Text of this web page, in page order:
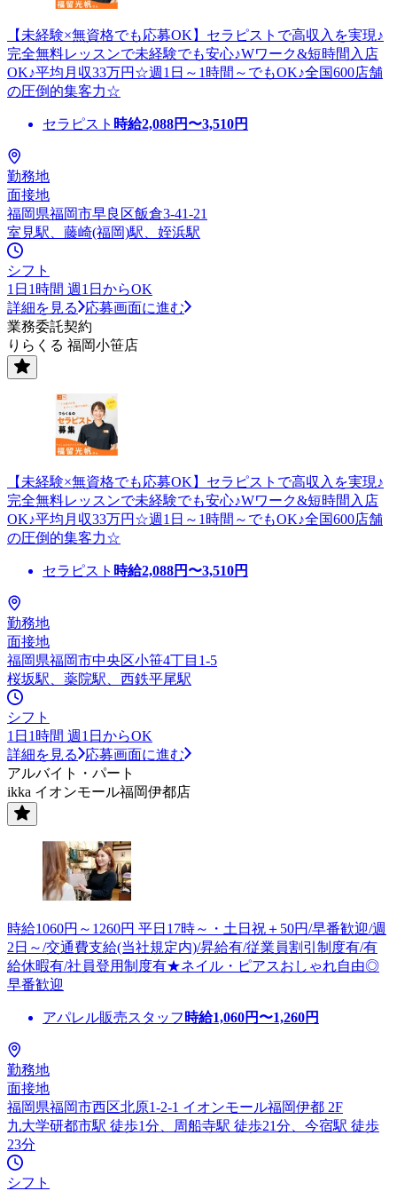
【未経験×無資格でも応募OK】セラピストで高収入を実現♪
完全無料レッスンで未経験でも安心♪Wワーク&短時間入店
OK♪平均月収33万円☆週1日～1時間～でもOK♪全国600店舗
の圧倒的集客力☆
セラピスト 時給2,088円〜3,510円
勤務地
面接地
福岡県福岡市早良区飯倉3-41-21
室見駅、藤崎(福岡)駅、姪浜駅
シフト
1日1時間 週1日からOK
詳細を見る
応募画面に進む
業務委託契約
りらくる 福岡小笹店
【未経験×無資格でも応募OK】セラピストで高収入を実現♪
完全無料レッスンで未経験でも安心♪Wワーク&短時間入店
OK♪平均月収33万円☆週1日～1時間～でもOK♪全国600店舗
の圧倒的集客力☆
セラピスト 時給2,088円〜3,510円
勤務地
面接地
福岡県福岡市中央区小笹4丁目1-5
桜坂駅、薬院駅、西鉄平尾駅
シフト
1日1時間 週1日からOK
詳細を見る
応募画面に進む
アルバイト・パート
ikka イオンモール福岡伊都店
時給1060円～1260円 平日17時～・土日祝＋50円/早番歓迎/週
2日～/交通費支給(当社規定内)/昇給有/従業員割引制度有/有
給休暇有/社員登用制度有★ネイル・ピアスおしゃれ自由◎
早番歓迎
アパレル販売スタッフ 時給1,060円〜1,260円
勤務地
面接地
福岡県福岡市西区北原1-2-1 イオンモール福岡伊都 2F
九大学研都市駅 徒歩1分、周船寺駅 徒歩21分、今宿駅 徒歩
23分
シフト